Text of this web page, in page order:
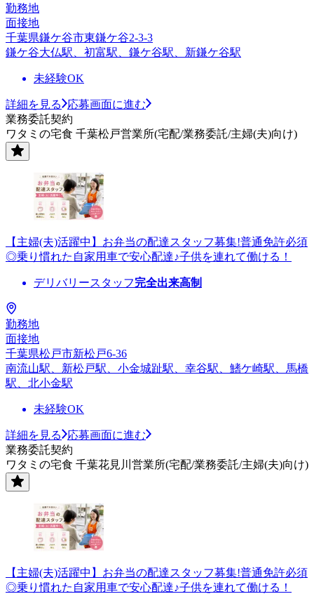
勤務地
面接地
千葉県鎌ケ谷市東鎌ケ谷2-3-3
鎌ケ谷大仏駅、初富駅、鎌ケ谷駅、新鎌ケ谷駅
未経験OK
詳細を見る
応募画面に進む
業務委託契約
ワタミの宅食 千葉松戸営業所(宅配/業務委託/主婦(夫)向け)
【主婦(夫)活躍中】お弁当の配達スタッフ募集!普通免許必須
◎乗り慣れた自家用車で安心配達♪子供を連れて働ける！
デリバリースタッフ完全出来高制
勤務地
面接地
千葉県松戸市新松戸6-36
南流山駅、新松戸駅、小金城趾駅、幸谷駅、鰭ケ崎駅、馬橋
駅、北小金駅
未経験OK
詳細を見る
応募画面に進む
業務委託契約
ワタミの宅食 千葉花見川営業所(宅配/業務委託/主婦(夫)向け)
【主婦(夫)活躍中】お弁当の配達スタッフ募集!普通免許必須
◎乗り慣れた自家用車で安心配達♪子供を連れて働ける！